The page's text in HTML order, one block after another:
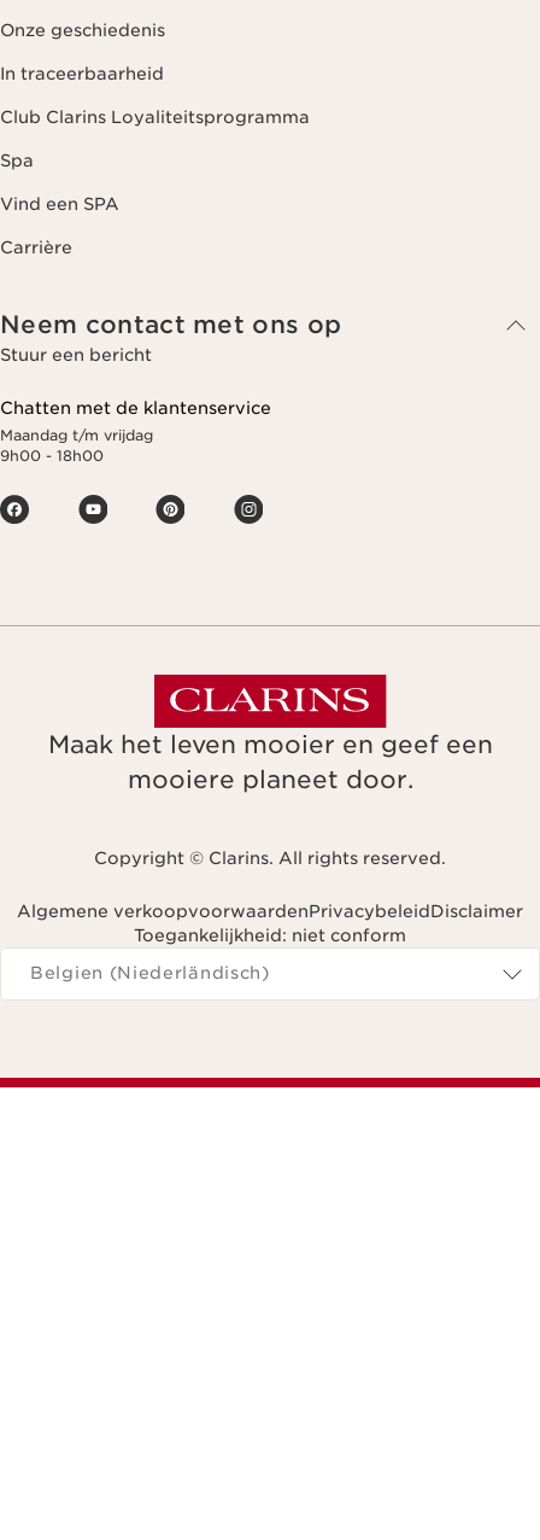
Onze geschiedenis
In traceerbaarheid
Club Clarins Loyaliteitsprogramma
Spa
Vind een SPA
Carrière
Neem contact met ons op
Stuur een bericht
Chatten met de klantenservice
Maandag t/m vrijdag
9h00 - 18h00
Maak het leven mooier en geef een
mooiere planeet door.
Copyright © Clarins. All rights reserved.
Algemene verkoopvoorwaardenPrivacybeleidDisclaimer
Toegankelijkheid: niet conform
Navigeren naar
Belgien (Niederländisch)